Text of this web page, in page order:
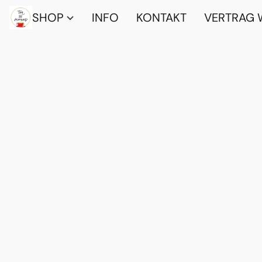
SHOP INFO KONTAKT VERTRAG